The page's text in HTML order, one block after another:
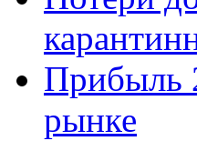
Прибыль
рынке